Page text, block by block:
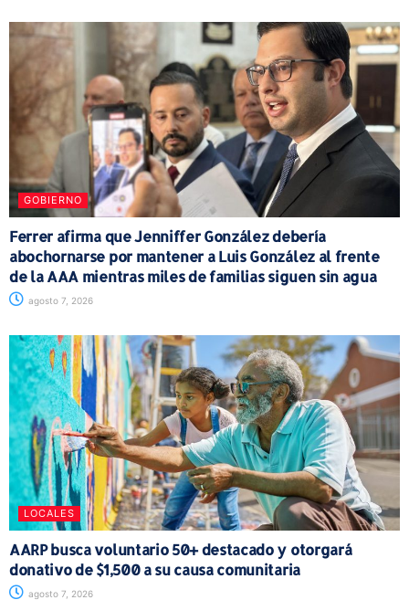
GOBIERNO
Ferrer afirma que Jenniffer González debería
abochornarse por mantener a Luis González al frente
de la AAA mientras miles de familias siguen sin agua
agosto 7, 2026
LOCALES
AARP busca voluntario 50+ destacado y otorgará
donativo de $1,500 a su causa comunitaria
agosto 7, 2026